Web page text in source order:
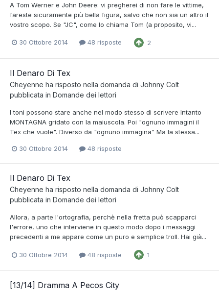
A Tom Werner e John Deere: vi pregherei di non fare le vittime,
fareste sicuramente più bella figura, salvo che non sia un altro il
vostro scopo. Se "JC", come lo chiama Tom (a proposito, vi...
30 Ottobre 2014 48 risposte 2
Il Denaro Di Tex
Cheyenne ha risposto nella domanda di Johnny Colt
pubblicata in Domande dei lettori
I toni possono stare anche nel modo stesso di scrivere Intanto
MONTAGNA gridato con la maiuscola. Poi "ognuno immagini il
Tex che vuole". Diverso da "ognuno immagina" Ma la stessa...
30 Ottobre 2014 48 risposte
Il Denaro Di Tex
Cheyenne ha risposto nella domanda di Johnny Colt
pubblicata in Domande dei lettori
Allora, a parte l'ortografia, perchè nella fretta può scapparci
l'errore, uno che interviene in questo modo dopo i messaggi
precedenti a me appare come un puro e semplice troll. Hai già...
30 Ottobre 2014 48 risposte 1
[13/14] Dramma A Pecos City